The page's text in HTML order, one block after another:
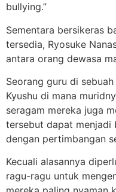
bullying.”
Sementara bersikeras
tersedia, Ryosuke
antara orang dewasa
Seorang guru di
Kyushu di mana
seragam mereka juga
tersebut dapat menjadi
dengan pertimbangan
Kecuali alasannya
ragu-ragu untuk